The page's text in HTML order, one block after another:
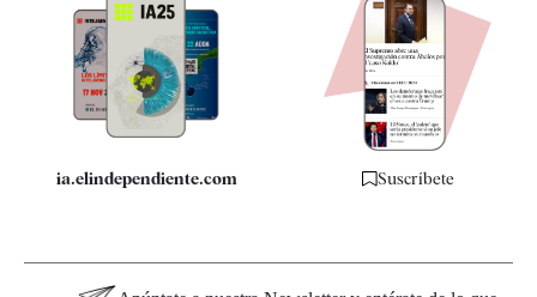
Quiénes somos
Especificaciones
ia.elindependiente.com Suscríbete